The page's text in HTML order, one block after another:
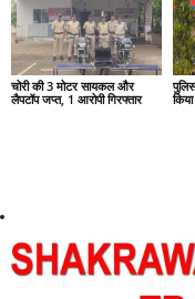
चोरी की 3 मोटर सायकल और
लैपटॉप जप्त, 1 आरोपी गिरफ्तार